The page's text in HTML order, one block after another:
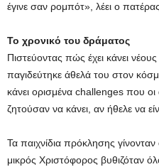
έγινε σαν ρομπότ», λέει ο
Το χρονικό του δράματος
Πιστεύοντας πώς έχει κάνει
παγιδεύτηκε άθελά του στον
κάνει ορισμένα challenges που οι
ζητούσαν να κάνει, αν ήθελε να
Τα παιχνίδια πρόκλησης γίνονταν
μικρός Χριστόφορος βυθιζόταν